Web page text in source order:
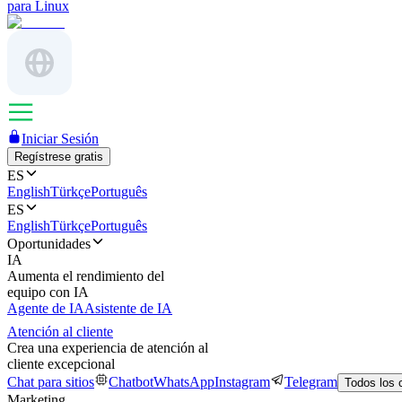
para Linux
Iniciar Sesión
Regístrese gratis
ES
EnglishTürkçePortuguês
ES
EnglishTürkçePortuguês
Oportunidades
IA
Aumenta el rendimiento del
equipo con IA
Agente de IAAsistente de IA
Atención al cliente
Crea una experiencia de atención al
cliente excepcional
Chat para sitios
ChatbotWhatsAppInstagram Telegram Todos los